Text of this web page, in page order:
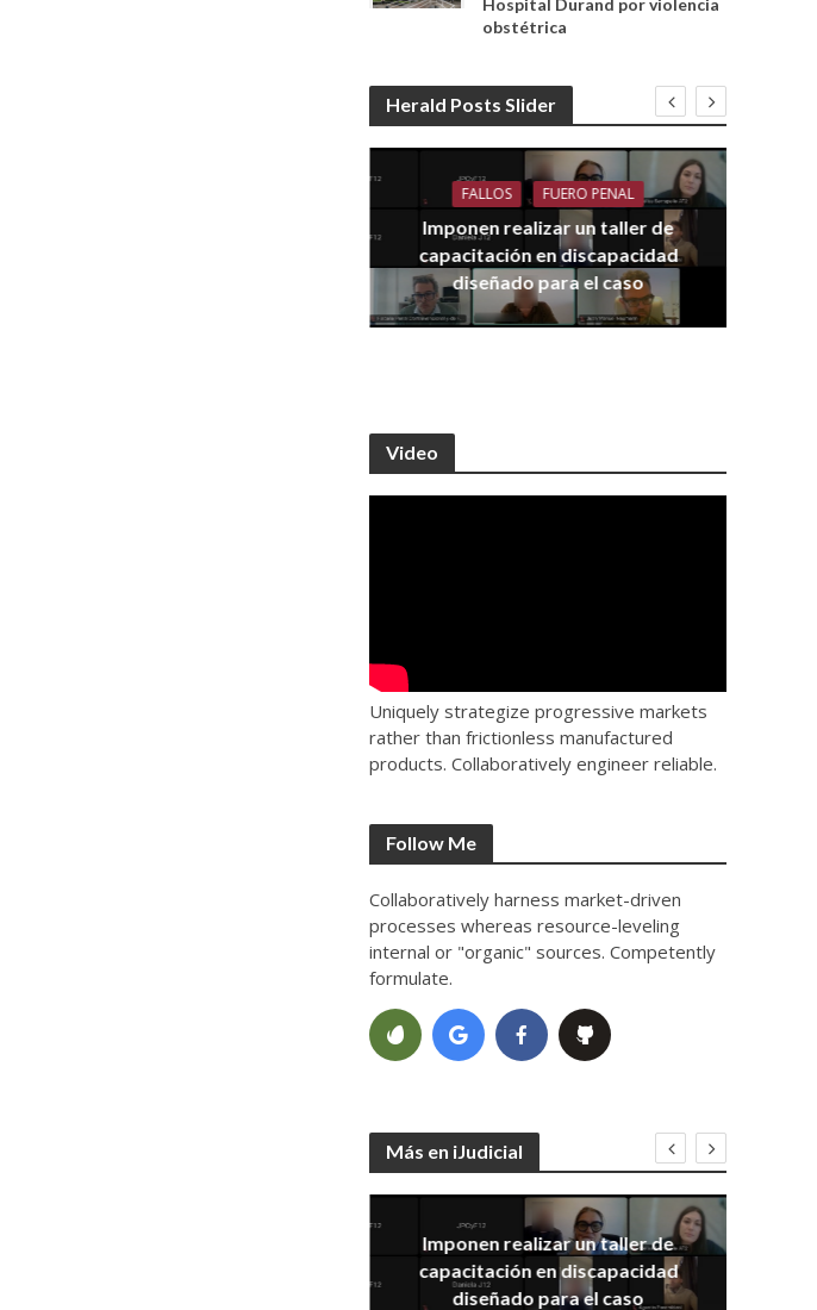
obstétrica
Herald Posts Slider
FALLOS FUERO PENAL
Imponen realizar un taller de
capacitación en discapacidad
diseñado para el caso
Video
Uniquely strategize progressive markets
rather than frictionless manufactured
products. Collaboratively engineer reliable.
Follow Me
Collaboratively harness market-driven
processes whereas resource-leveling
internal or "organic" sources. Competently
formulate.
Más en iJudicial
Imponen realizar un taller de
capacitación en discapacidad
diseñado para el caso